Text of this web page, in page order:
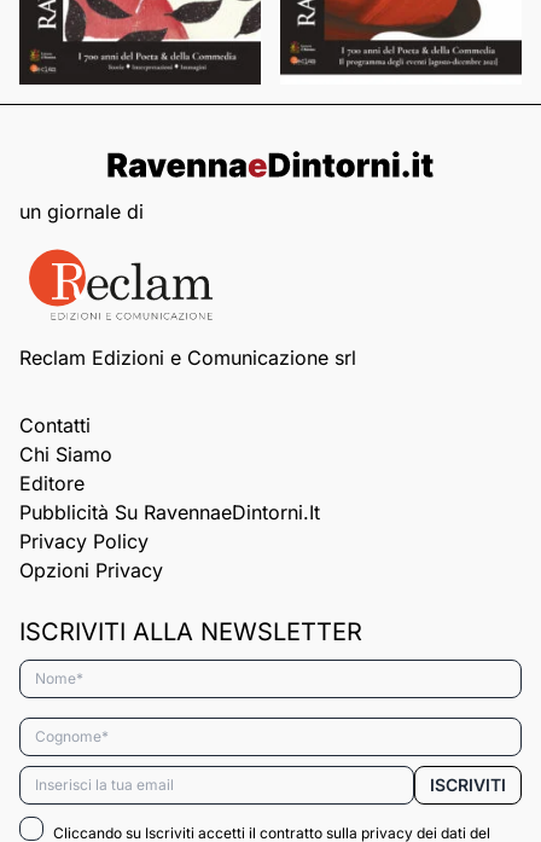
un giornale di
Reclam Edizioni e Comunicazione srl
Contatti
Chi Siamo
Editore
Pubblicità Su RavennaeDintorni.it
Privacy Policy
Opzioni Privacy
ISCRIVITI ALLA NEWSLETTER
Nome*
Cognome*
Email* ISCRIVITI
Cliccando su Iscriviti accetti il contratto sulla privacy dei dati del